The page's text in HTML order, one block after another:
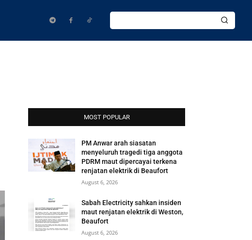
MOST POPULAR
PM Anwar arah siasatan
menyeluruh tragedi tiga anggota
PDRM maut dipercayai terkena
renjatan elektrik di Beaufort
August 6, 2026
Sabah Electricity sahkan insiden
maut renjatan elektrik di Weston,
Beaufort
August 6, 2026